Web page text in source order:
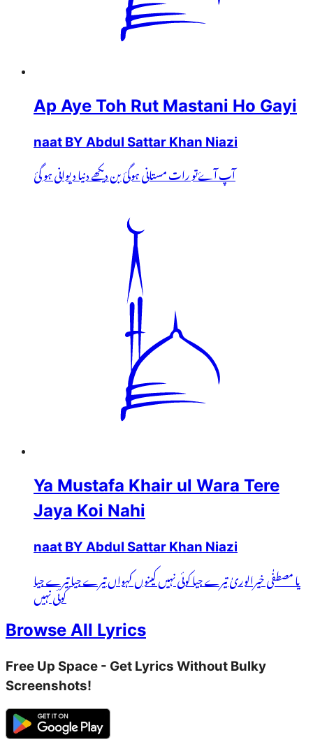
Ap Aye Toh Rut Mastani Ho Gayi
naat BY Abdul Sattar Khan Niazi
آپ آۓتو رات مستانی ہوگئ بن دیکھے دنیا دیوانی ہو گئ
Ya Mustafa Khair ul Wara Tere
Jaya Koi Nahi
naat BY Abdul Sattar Khan Niazi
یا مصطفٰی خیرالوریٰ تیرے جیا کوئی نہیں کینوں کہواں تیرے جیا تیرے جیا
کوئی نہیں
Browse All Lyrics
Free Up Space - Get Lyrics Without Bulky
Screenshots!